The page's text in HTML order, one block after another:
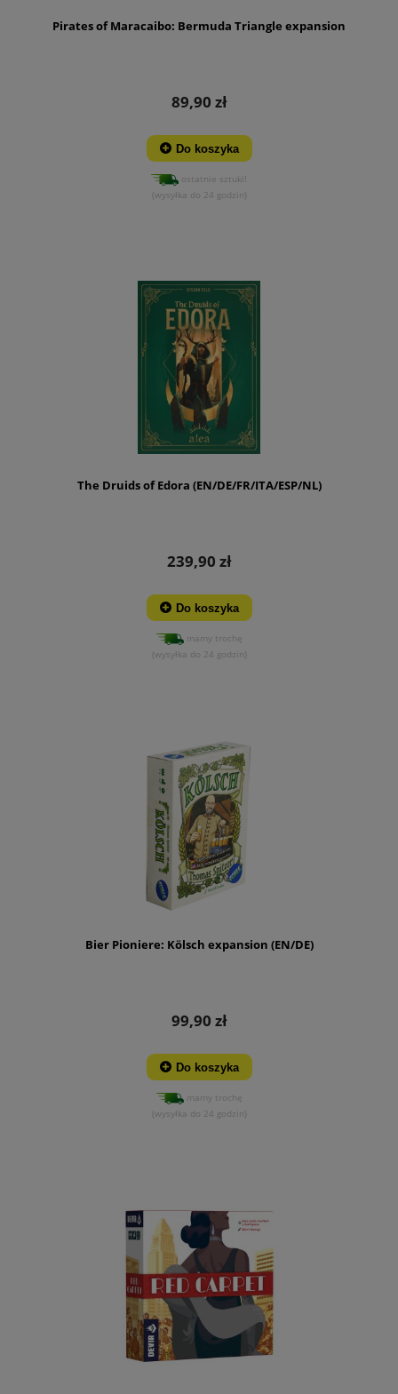
Pirates of Maracaibo: Bermuda Triangle expansion
89,90 zł
Do koszyka
ostatnie sztuki!
(wysyłka do 24 godzin)
The Druids of Edora (EN/DE/FR/ITA/ESP/NL)
239,90 zł
Do koszyka
mamy trochę
(wysyłka do 24 godzin)
Bier Pioniere: Kölsch expansion (EN/DE)
99,90 zł
Do koszyka
mamy trochę
(wysyłka do 24 godzin)